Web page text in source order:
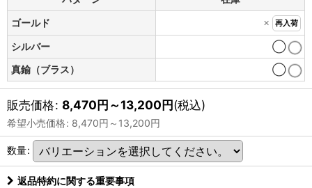
ゴールド
× 再入荷
シルバー
◯
真鍮（ブラス）
◯
販売価格: 8,470円～13,200円(税込)
希望小売価格: 8,470円 ～13,200円
数量:
返品特約に関する重要事項